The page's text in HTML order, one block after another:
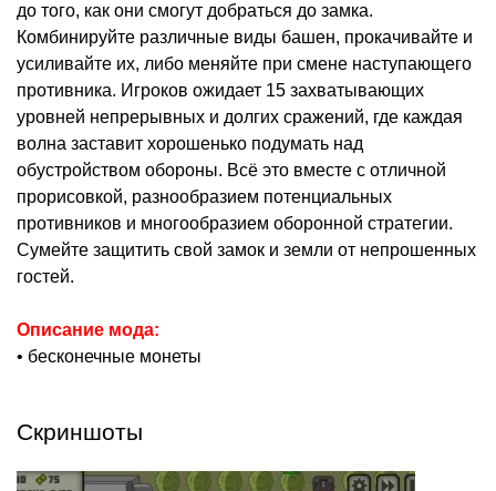
до того, как они смогут добраться до замка.
Комбинируйте различные виды башен, прокачивайте и
усиливайте их, либо меняйте при смене наступающего
противника. Игроков ожидает 15 захватывающих
уровней непрерывных и долгих сражений, где каждая
волна заставит хорошенько подумать над
обустройством обороны. Всё это вместе с отличной
прорисовкой, разнообразием потенциальных
противников и многообразием оборонной стратегии.
Сумейте защитить свой замок и земли от непрошенных
гостей.
Описание мода:
• бесконечные монеты
Скриншоты